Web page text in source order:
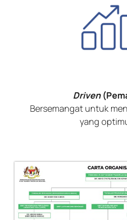
Driven
Bersemangat untuk
yang